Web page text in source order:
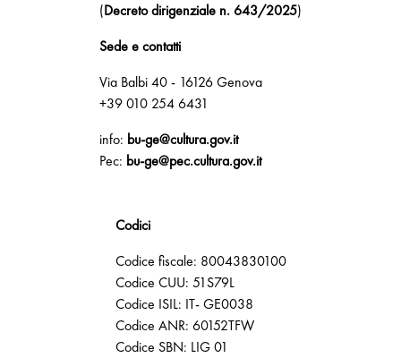
(Decreto dirigenziale n. 643/2025)
Sede e contatti
Via Balbi 40 - 16126 Genova
+39 010 254 6431
info: bu-ge@cultura.gov.it
Pec: bu-ge@pec.cultura.gov.it
Codici
Codice fiscale: 80043830100
Codice CUU: 51S79L
Codice ISIL: IT- GE0038
Codice ANR: 60152TFW
Codice SBN: LIG 01